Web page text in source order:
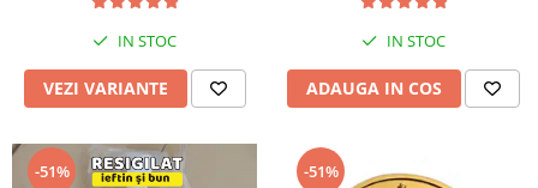
IN STOC
VEZI VARIANTE
IN STOC
ADAUGA IN COS
-51% -51%